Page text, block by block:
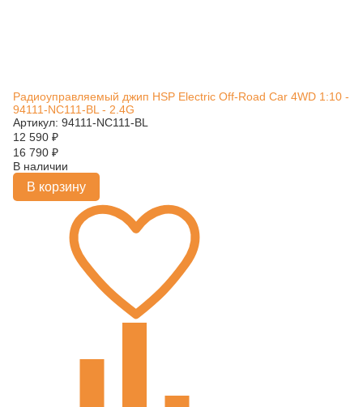
Радиоуправляемый джип HSP Electric Off-Road Car 4WD 1:10 -
94111-NC111-BL - 2.4G
Артикул: 94111-NC111-BL
12 590 ₽
16 790 ₽
В наличии
В корзину